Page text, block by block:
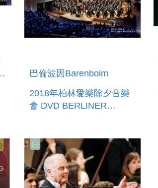
巴倫波因Barenboim
2018年柏林愛樂除夕音樂
會 DVD BERLINER
CONCERT 2018/2019